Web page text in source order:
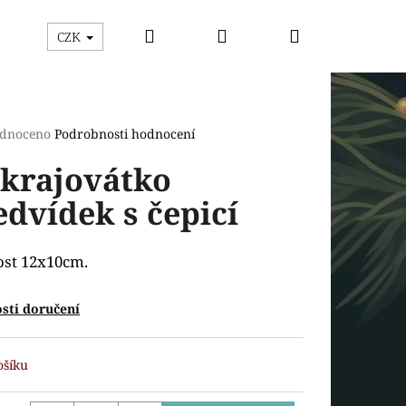
box Vykrajovátka Razítka s
CZK Hledat PřihlášeníNákupní
Podrobnosti hodnocení
s čepicí
12x10cm.
doručení